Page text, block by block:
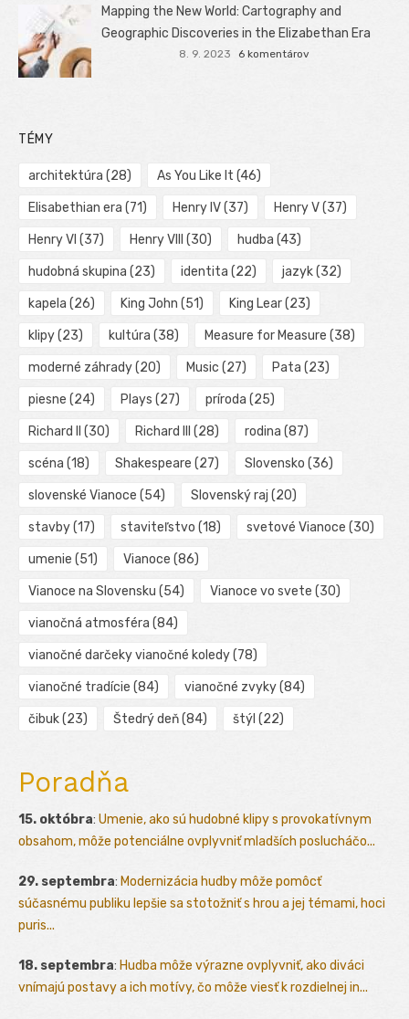
Mapping the New World: Cartography and
Geographic Discoveries in the Elizabethan Era
8. 9. 2023 6 komentárov
TÉMY
architektúra (28) As You Like It (46)
Elisabethian era (71) Henry IV(37) Henry V(37)
Henry VI (37) Henry VIII (30) hudba (43)
hudobná skupina (23) identita (22) jazyk(32)
kapela (26) King John (51) King Lear(23)
klipy(23) kultúra (38) Measure for Measure (38)
moderné záhrady(20) Music (27) Pata (23)
piesne (24) Plays (27) príroda (25)
Richard II (30) Richard III (28) rodina (87)
scéna (18) Shakespeare (27) Slovensko (36)
slovenské Vianoce (54) Slovenský raj (20)
stavby(17) staviteľstvo (18) svetové Vianoce (30)
umenie (51) Vianoce (86)
Vianoce na Slovensku (54) Vianoce vo svete (30)
vianočná atmosféra (84)
vianočné darčeky vianočné koledy(78)
vianočné tradície (84) vianočné zvyky(84)
čibuk(23) Štedrý deň(84) štýl (22)
Poradňa
15. októbra: Umenie, ako sú hudobné klipy s provokatívnym
obsahom, môže potenciálne ovplyvniť mladších poslucháčo...
29. septembra: Modernizácia hudby môže pomôcť
súčasnému publiku lepšie sa stotožniť s hrou a jej témami, hoci
puris...
18. septembra: Hudba môže výrazne ovplyvniť, ako diváci
vnímajú postavy a ich motívy, čo môže viesť k rozdielnej in...